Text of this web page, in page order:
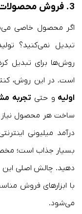
3. فروش محصولات دست‌ساز یا سفارشی
اگر محصول خاصی
تبدیل نمی‌کنید؟
روش‌ها برای تبدیل
است. در این روش،
اولیه و حتی تجربه
ساخت هر محصول نیاز
درآمد میلیونی
بسیار جذاب است؛
دهید. چالش اصلی این
با ابزارهای فروش
می‌شود.